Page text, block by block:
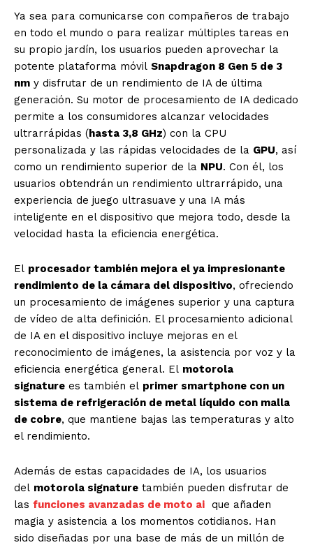
Ya sea para comunicarse con compañeros de trabajo
en todo el mundo o para realizar múltiples tareas en
su propio jardín, los usuarios pueden aprovechar la
potente plataforma móvil Snapdragon 8 Gen 5 de 3
nm y disfrutar de un rendimiento de IA de última
generación. Su motor de procesamiento de IA dedicado
permite a los consumidores alcanzar velocidades
ultrarrápidas (hasta 3,8 GHz) con la CPU
personalizada y las rápidas velocidades de la GPU, así
como un rendimiento superior de la NPU. Con él, los
usuarios obtendrán un rendimiento ultrarrápido, una
experiencia de juego ultrasuave y una IA más
inteligente en el dispositivo que mejora todo, desde la
velocidad hasta la eficiencia energética.
El procesador también mejora el ya impresionante
rendimiento de la cámara del dispositivo, ofreciendo
un procesamiento de imágenes superior y una captura
de vídeo de alta definición. El procesamiento adicional
de IA en el dispositivo incluye mejoras en el
reconocimiento de imágenes, la asistencia por voz y la
eficiencia energética general. El motorola
signature es también el primer smartphone con un
sistema de refrigeración de metal líquido con malla
de cobre, que mantiene bajas las temperaturas y alto
el rendimiento.
Además de estas capacidades de IA, los usuarios
del motorola signature también pueden disfrutar de
las funciones avanzadas de moto ai que añaden
magia y asistencia a los momentos cotidianos. Han
sido diseñadas por una base de más de un millón de